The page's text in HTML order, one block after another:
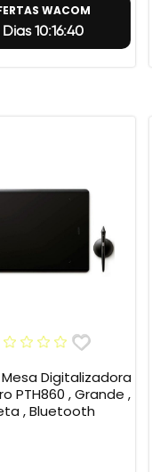
WACOM
Dias 10:16:39
Digitalizadora
PTH860 , Grande ,
, Bluetooth